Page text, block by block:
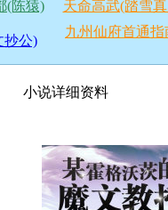
(陈猿) 天命高武(踏雪
抄公)
九州仙府首通
小说详细资料